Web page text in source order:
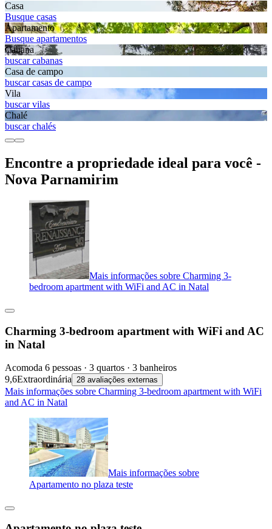
Casa
Busque casas
Apartamento
Busque apartamentos
Cabana
buscar cabanas
Casa de campo
buscar casas de campo
Vila
buscar vilas
Chalé
buscar chalés
Encontre a propriedade ideal para você -
Nova Parnamirim
Mais informações sobre Charming 3-
bedroom apartment with WiFi and AC in Natal
Charming 3-bedroom apartment with WiFi and AC
in Natal
Acomoda 6 pessoas · 3 quartos · 3 banheiros
9,6Extraordinária 28 avaliações externas
Mais informações sobre Charming 3-bedroom apartment with WiFi
and AC in Natal
Mais informações sobre
Apartamento no plaza teste